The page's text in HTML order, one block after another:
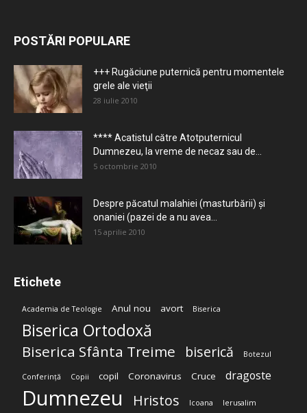
POSTĂRI POPULARE
+++ Rugăciune puternică pentru momentele
grele ale vieţii
28 iulie 2010
**** Acatistul către Atotputernicul
Dumnezeu, la vreme de necaz sau de...
5 octombrie 2010
Despre păcatul malahiei (masturbării) şi
onaniei (pazei de a nu avea...
15 aprilie 2010
Etichete
Academia de Teologie Anul nou avort Biserica
Biserica Ortodoxă
Biserica Sfânta Treime biserică Botezul
Conferință Copii copil Coronavirus Cruce dragoste
Dumnezeu Hristos Icoana Ierusalim